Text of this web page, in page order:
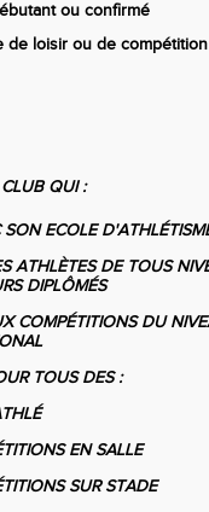
ou confirmé
de loisir ou de compétition
QUI :
SON ECOLE
ATHLÈTES DE TOUS
DIPLÔMÉS
COMPÉTITIONS DU
TOUS DES :
EN SALLE
SUR STADE